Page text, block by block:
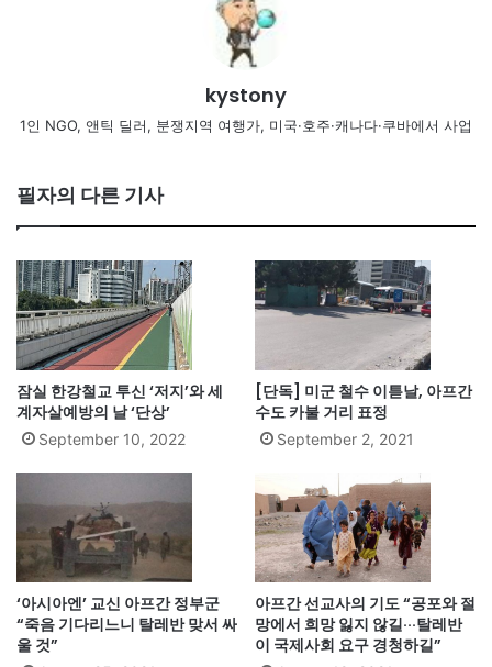
kystony
1인 NGO, 앤틱 딜러, 분쟁지역 여행가, 미국·호주·캐나다·쿠바에서 사업
필자의 다른 기사
잠실 한강철교 투신 ‘저지’와 세
계자살예방의 날 ‘단상’
September 10, 2022
[단독] 미군 철수 이튿날, 아프간
수도 카불 거리 표정
September 2, 2021
‘아시아엔’ 교신 아프간 정부군
“죽음 기다리느니 탈레반 맞서 싸
울 것”
아프간 선교사의 기도 “공포와 절
망에서 희망 잃지 않길···탈레반
이 국제사회 요구 경청하길”